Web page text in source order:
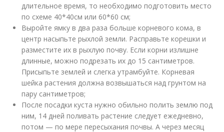
длительное время, то необходимо подготовить место
по схеме 40*40см или 60*60 см;
Выройте ямку в два раза больше корневого кома, в
центр насыпьте рыхлой земли. Расправьте корешки и
разместите их в рыхлую почву. Если корни излишне
длинные, можно подрезать их до 15 сантиметров.
Присыпьте землей и слегка утрамбуйте. Корневая
шейка растения должна возвышаться над грунтом на
пару сантиметров;
После посадки куста нужно обильно полить землю под
ним, 14 дней поливать растение следует ежедневно,
потом — по мере пересыхания почвы. А через месяц